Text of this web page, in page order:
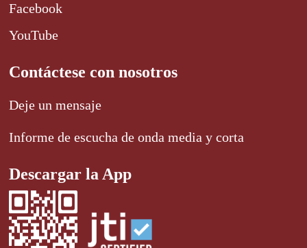
Facebook
YouTube
Contáctese con nosotros
Deje un mensaje
Informe de escucha de onda media y corta
Descargar la App